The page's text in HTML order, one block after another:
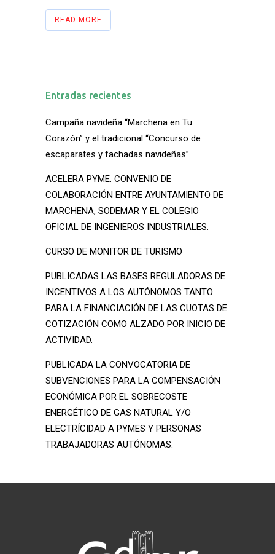
READ MORE
Entradas recientes
Campaña navideña “Marchena en Tu
Corazón” y el tradicional “Concurso de
escaparates y fachadas navideñas”.
ACELERA PYME. CONVENIO DE
COLABORACIÓN ENTRE AYUNTAMIENTO DE
MARCHENA, SODEMAR Y EL COLEGIO
OFICIAL DE INGENIEROS INDUSTRIALES.
CURSO DE MONITOR DE TURISMO
PUBLICADAS LAS BASES REGULADORAS DE
INCENTIVOS A LOS AUTÓNOMOS TANTO
PARA LA FINANCIACIÓN DE LAS CUOTAS DE
COTIZACIÓN COMO ALZADO POR INICIO DE
ACTIVIDAD.
PUBLICADA LA CONVOCATORIA DE
SUBVENCIONES PARA LA COMPENSACIÓN
ECONÓMICA POR EL SOBRECOSTE
ENERGÉTICO DE GAS NATURAL Y/O
ELECTRÍCIDAD A PYMES Y PERSONAS
TRABAJADORAS AUTÓNOMAS.